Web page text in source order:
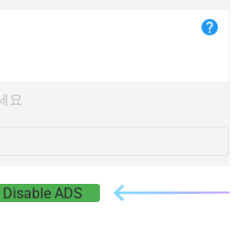
요
Disable ADS